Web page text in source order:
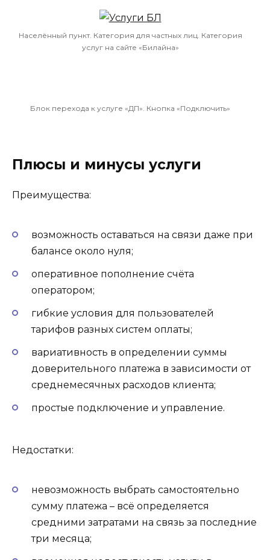
Населённый пункт. Категория для частных лиц. Категория
услуг на сайте «Билайна»
Блок перехода к услуге «ДП». Кнопка «Подключить»
Плюсы и минусы услуги
Преимущества:
возможность оставаться на связи даже при
балансе около нуля;
оперативное пополнение счёта
оператором;
гибкие условия для пользователей
тарифов разных систем оплаты;
вариативность в определении суммы
доверительного платежа в зависимости от
среднемесячных расходов клиента;
простые подключение и управление.
Недостатки:
невозможность выбрать самостоятельно
сумму платежа – всё определяется
средними затратами на связь за последние
три месяца;